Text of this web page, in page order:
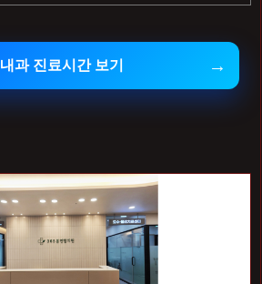
내과 진료시간 보기